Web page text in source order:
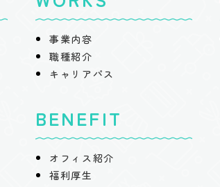
事業内容
職種紹介
キャリアパス
BENEFIT
オフィス紹介
福利厚生